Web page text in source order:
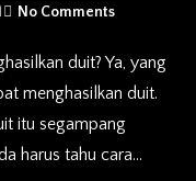
No Comments
menghasilkan duit.
itu segampang
harus tahu cara…